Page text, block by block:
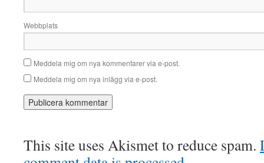
Webbplats
Meddela mig om nya kommentarer via e-post.
Meddela mig om nya inlägg via e-post.
This site uses Akismet to reduce spam.